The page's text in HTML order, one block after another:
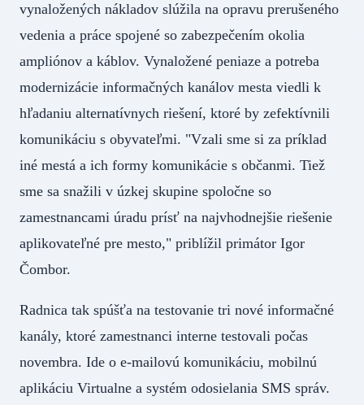
vynaložených nákladov slúžila na opravu prerušeného
vedenia a práce spojené so zabezpečením okolia
ampliónov a káblov. Vynaložené peniaze a potreba
modernizácie informačných kanálov mesta viedli k
hľadaniu alternatívnych riešení, ktoré by zefektívnili
komunikáciu s obyvateľmi. "Vzali sme si za príklad
iné mestá a ich formy komunikácie s občanmi. Tiež
sme sa snažili v úzkej skupine spoločne so
zamestnancami úradu prísť na najvhodnejšie riešenie
aplikovateľné pre mesto," priblížil primátor Igor
Čombor.
Radnica tak spúšťa na testovanie tri nové informačné
kanály, ktoré zamestnanci interne testovali počas
novembra. Ide o e-mailovú komunikáciu, mobilnú
aplikáciu Virtualne a systém odosielania SMS správ.